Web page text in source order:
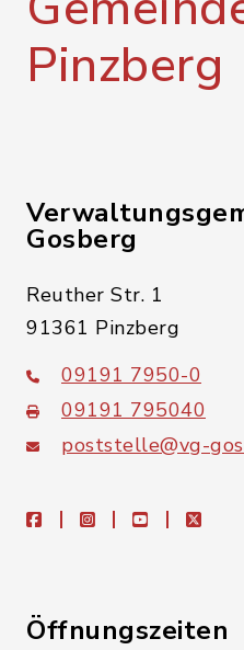
Pinzberg
Gosberg
Reuther Str. 1
91361 Pinzberg
09191 7950-0
09191 795040
poststelle@vg-
facebookinstagramyoutubeX
Öffnungszeiten